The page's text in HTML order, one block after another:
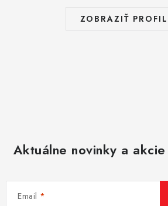
ZOBRAZIŤ PROFIL
Aktuálne novinky a
Email